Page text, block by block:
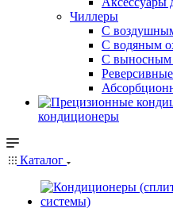
Чиллеры
С
С водяным
С выносным
кондиционеры
Каталог